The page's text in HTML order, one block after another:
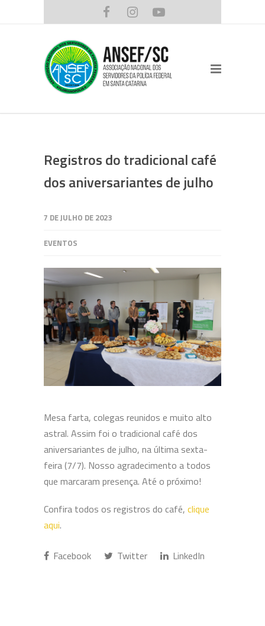
Registros do tradicional café
dos aniversariantes de julho
7 DE JULHO DE 2023
EVENTOS
Mesa farta, colegas reunidos e muito alto
astral. Assim foi o tradicional café dos
aniversariantes de julho, na última sexta-
feira (7/7). Nosso agradecimento a todos
que marcaram presença. Até o próximo!
Confira todos os registros do café, clique
aqui.
Facebook Twitter LinkedIn